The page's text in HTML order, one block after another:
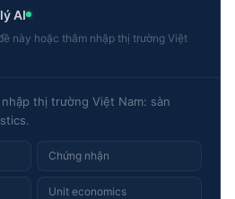
AI
này hoặc thâm nhập thị trường Việt
thị trường Việt Nam: sàn
Chứng nhận
Unit economics